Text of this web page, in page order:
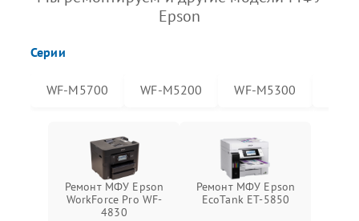
Epson
Серии
WF-M5700 WF-M5200 WF-M5300
Ремонт МФУ Epson
WorkForce Pro WF-
4830
Ремонт МФУ Epson
EcoTank ET-5850